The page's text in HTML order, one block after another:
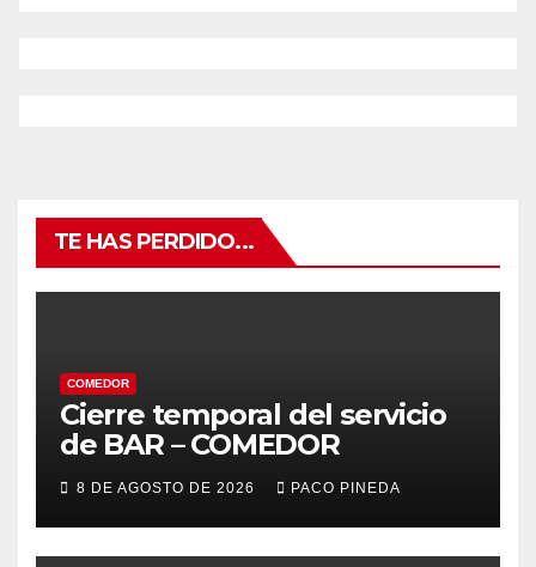
TE HAS PERDIDO...
COMEDOR
Cierre temporal del servicio
de BAR – COMEDOR
8 DE AGOSTO DE 2026 PACO PINEDA